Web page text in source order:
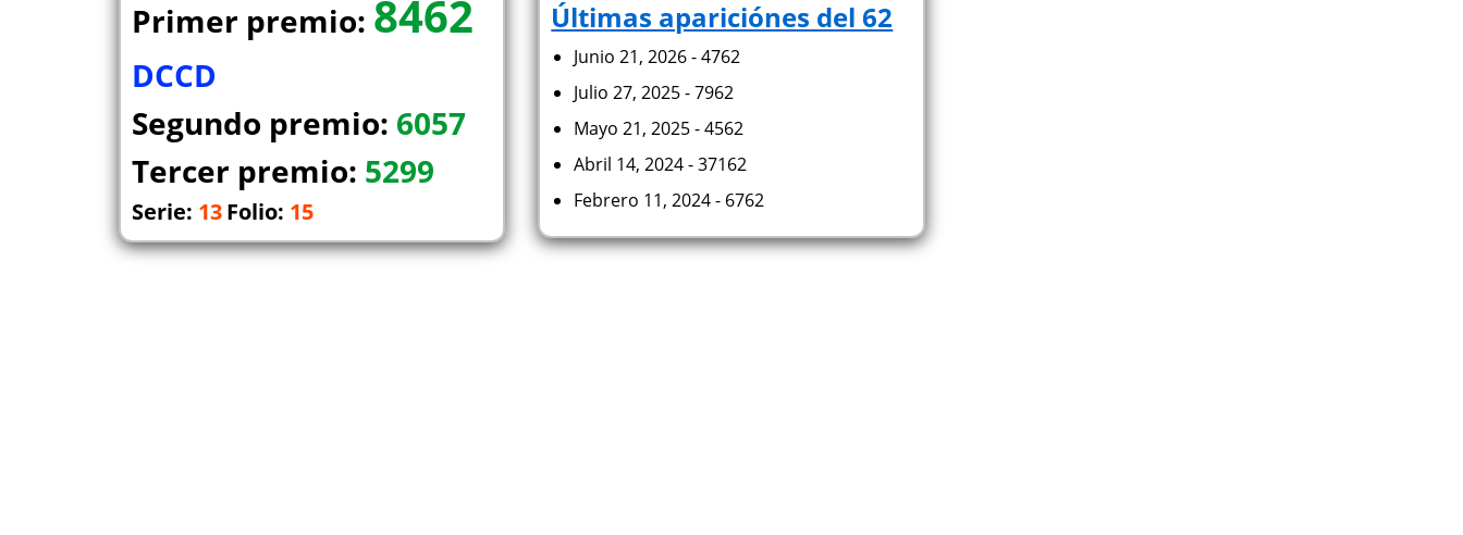
Primer premio: 8462
DCCD
Segundo premio: 6057
Tercer premio: 5299
Serie: 13Folio: 15
Últimas apariciónes del 62
Junio 21, 2026 - 4762
Julio 27, 2025 - 7962
Mayo 21, 2025 - 4562
Abril 14, 2024 - 37162
Febrero 11, 2024 - 6762